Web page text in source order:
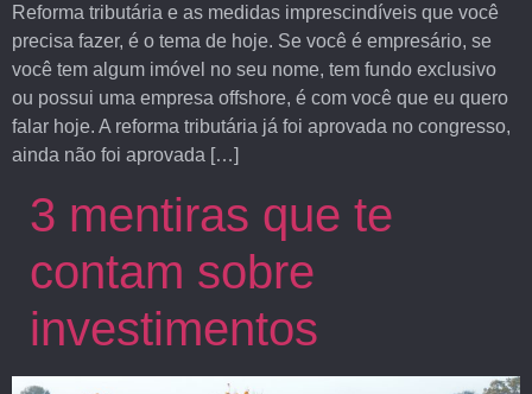
Reforma tributária e as medidas imprescindíveis que você
precisa fazer, é o tema de hoje. Se você é empresário, se
você tem algum imóvel no seu nome, tem fundo exclusivo
ou possui uma empresa offshore, é com você que eu quero
falar hoje. A reforma tributária já foi aprovada no congresso,
ainda não foi aprovada […]
3 mentiras que te
contam sobre
investimentos